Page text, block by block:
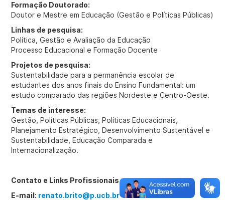
Formação Doutorado:
Doutor e Mestre em Educação (Gestão e Políticas Públicas)
Linhas de pesquisa:
Política, Gestão e Avaliação da Educação
Processo Educacional e Formação Docente
Projetos de pesquisa:
Sustentabilidade para a permanência escolar de
estudantes dos anos finais do Ensino Fundamental: um
estudo comparado das regiões Nordeste e Centro-Oeste.
Temas de interesse:
Gestão, Políticas Públicas, Políticas Educacionais,
Planejamento Estratégico, Desenvolvimento Sustentável e
Sustentabilidade, Educação Comparada e
Internacionalização.
Contato e Links Profissionais
E-mail: renato.brito@p.ucb.br